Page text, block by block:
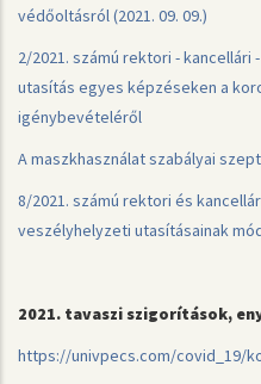
védőoltásról (2021. 09. 09.)
2/2021. számú rektori -
utasítás egyes képzéseken a
igénybevételéről
A maszkhasználat szabályai
8/2021. számú rektori és
veszélyhelyzeti utasításainak
2021. tavaszi szigorítások,
https://univpecs.com/covid_19/